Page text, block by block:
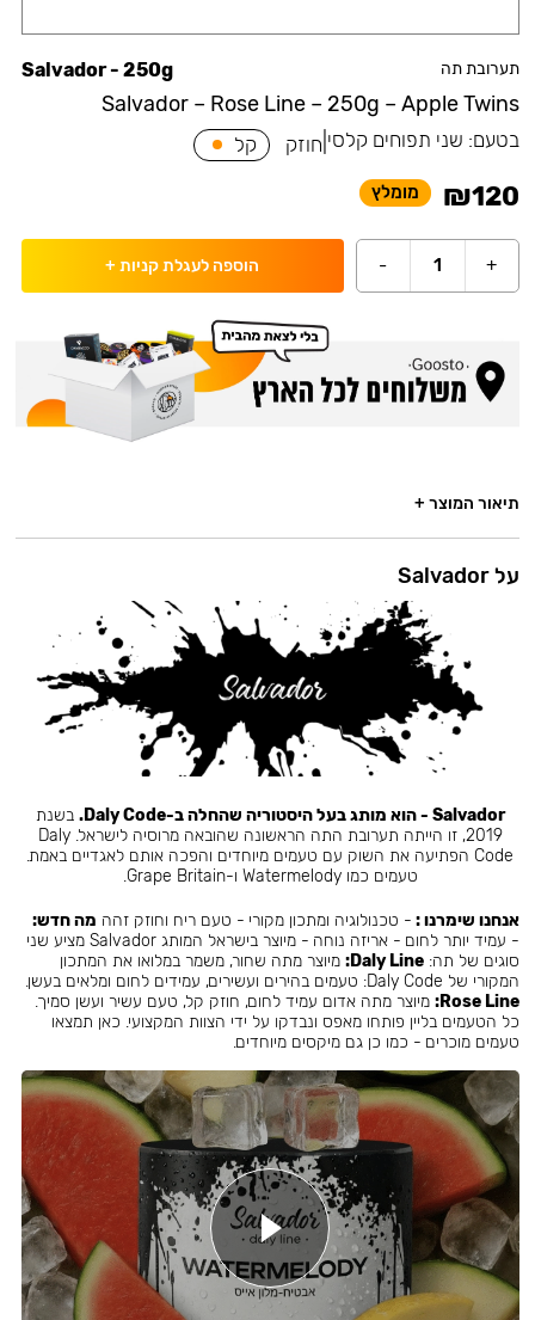
תערובת תה
Salvador – Rose Line – 250g – Apple Twins
Salvador - 250g
בטעם: שני תפוחים קלסי חוזק קל
₪120 מומלץ
+
1
- הוספה לעגלת קניות +
תיאור המוצר +
על Salvador
Salvador - הוא מותג בעל היסטוריה שהחלה ב-Daly Code.
בשנת
2019, זו הייתה תערובת התה הראשונה שהובאה מרוסיה לישראל. Daly
Code הפתיעה את השוק עם טעמים מיוחדים והפכה אותם לאגדיים באמת.
טעמים כמו Watermelody ו-Grape Britain.
אנחנו שימרנו : - טכנולוגיה ומתכון מקורי - טעם ריח וחוזק זהה מה חדש:
- עמיד יותר לחום - אריזה נוחה - מיוצר בישראל המותג Salvador מציע שני
סוגים של תה:Daly Line: מיוצר מתה שחור, משמר במלואו את המתכון
המקורי של Daly Code: טעמים בהירים ועשירים, עמידים לחום ומלאים בעשן.
Rose Line: מיוצר מתה אדום עמיד לחום, חוזק קל, טעם עשיר ועשן סמיך.
כל הטעמים בליין פותחו מאפס ונבדקו על ידי הצוות המקצועי. כאן תמצאו
טעמים מוכרים - כמו כן גם מיקסים מיוחדים.